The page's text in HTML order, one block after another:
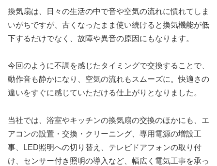
換気扇は、日々の生活の中で音や空気の流れに慣れてしま
いがちですが、古くなったまま使い続けると換気機能が低
下するだけでなく、故障や異音の原因にもなります。
今回のように不調を感じたタイミングで交換することで、
動作音も静かになり、空気の流れもスムーズに。快適さの
違いをすぐに感じていただける仕上がりとなりました。
当社では、浴室やキッチンの換気扇の交換のほかにも、エ
アコンの設置・交換・クリーニング、専用電源の増設工
事、LED照明への切り替え、テレビドアフォンの取り付
け、センサー付き照明の導入など、幅広く電気工事を承っ